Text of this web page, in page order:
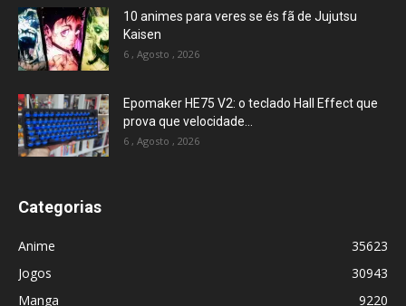
10 animes para veres se és fã de Jujutsu
Kaisen
6 , Agosto , 2026
Epomaker HE75 V2: o teclado Hall Effect que
prova que velocidade...
6 , Agosto , 2026
Categorias
Anime
35623
Jogos
30943
Manga
9220